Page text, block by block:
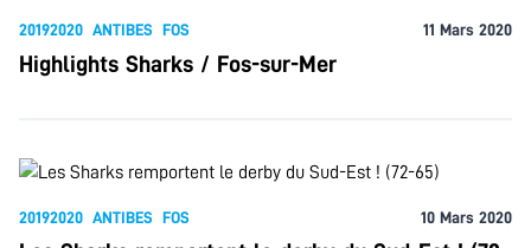
20192020 ANTIBES FOS 11 Mars 2020
Highlights Sharks / Fos-sur-Mer
20192020 ANTIBES FOS 10 Mars 2020